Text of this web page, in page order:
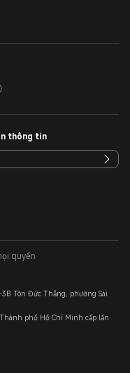
thông tin
quyền
Tôn Đức Thắng, phường Sài
phố Hồ Chí Minh cấp lần